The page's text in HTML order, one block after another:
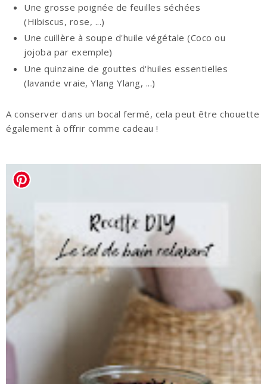
Une grosse poignée de feuilles séchées
(Hibiscus, rose, ...)
Une cuillère à soupe d'huile végétale (Coco ou
jojoba par exemple)
Une quinzaine de gouttes d'huiles essentielles
(lavande vraie, Ylang Ylang, ...)
A conserver dans un bocal fermé, cela peut être chouette
également à offrir comme cadeau !